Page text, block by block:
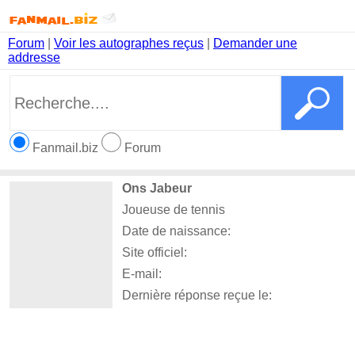
Forum Voir les autographes reçus
Demander une
addresse
Fanmail.biz Forum
Ons Jabeur
Joueuse de tennis
Date de naissance:
Site officiel:
E-mail:
Dernière réponse reçue le: